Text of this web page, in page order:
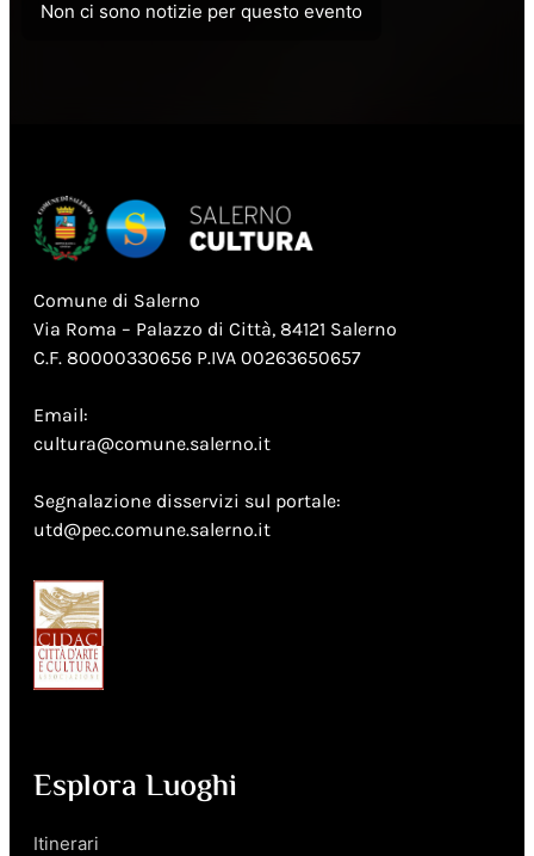
Non ci sono notizie per questo evento
Comune di Salerno
Via Roma – Palazzo di Città, 84121 Salerno
C.F. 80000330656 P.IVA 00263650657
Email:
cultura@comune.salerno.it
Segnalazione disservizi sul portale:
utd@pec.comune.salerno.it
Esplora Luoghi
Itinerari